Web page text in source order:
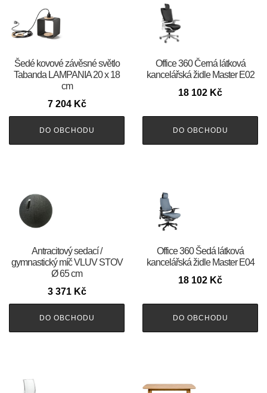
Šedé kovové závěsné světlo
Tabanda LAMPANIA 20 x 18
cm
7 204 Kč
DO OBCHODU
Office 360 Černá látková
kancelářská židle Master E02
18 102 Kč
DO OBCHODU
Antracitový sedací /
gymnastický míč VLUV STOV
Ø 65 cm
3 371 Kč
DO OBCHODU
Office 360 Šedá látková
kancelářská židle Master E04
18 102 Kč
DO OBCHODU